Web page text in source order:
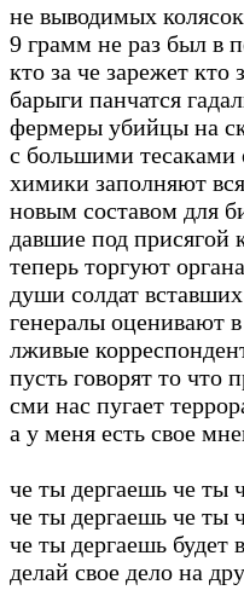
не выводимых
9 грамм не раз был в
кто за че зарежет кто
барыги панчатся
фермеры убийцы на
с большими
химики заполняют
новым составом для
давшие под присягой
теперь торгуют
души солдат
генералы оценивают
лживые
пусть говорят то что
сми нас пугает
а у меня есть свое
че ты дергаешь че ты
че ты дергаешь че ты
че ты дергаешь будет
делай свое дело на